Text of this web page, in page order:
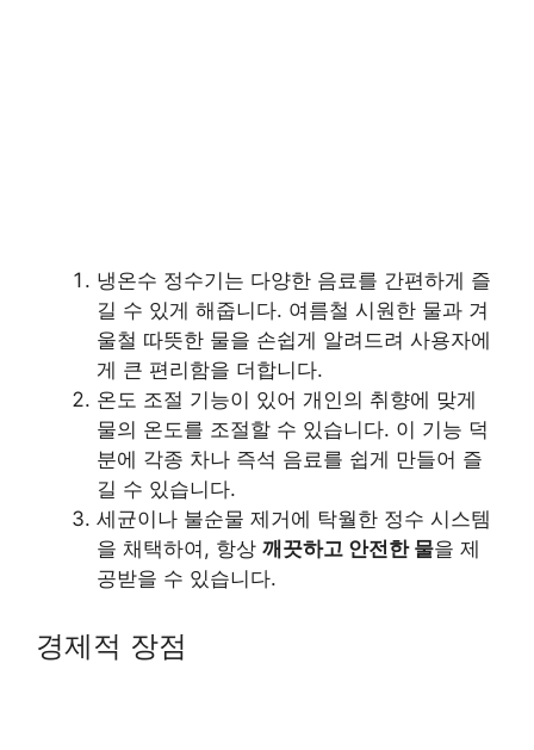
냉온수 정수기는 다양한 음료를 간편하게 즐
길 수 있게 해줍니다. 여름철 시원한 물과 겨
울철 따뜻한 물을 손쉽게 알려드려 사용자에
게 큰 편리함을 더합니다.
온도 조절 기능이 있어 개인의 취향에 맞게
물의 온도를 조절할 수 있습니다. 이 기능 덕
분에 각종 차나 즉석 음료를 쉽게 만들어 즐
길 수 있습니다.
세균이나 불순물 제거에 탁월한 정수 시스템
을 채택하여, 항상 깨끗하고 안전한 물을 제
공받을 수 있습니다.
경제적 장점